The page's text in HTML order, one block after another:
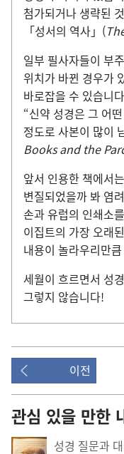
첨가되거나 생략된
「성서의 역사」(
일부 필사자들이 부
위치가 바뀐 경우가
바로잡을 수 있습니
“신약 성경은 그 어
정도로 사본이 많이
Books and the
앞서 인용한 책에서
변질되었을까 봐 염
손과 유럽의 인쇄소
이집트의 가장 오래
내용이 놀라우리만
세월이 흐르면서 성
그렇지 않습니다!
이전
관심 있을 만한
성경 질문과